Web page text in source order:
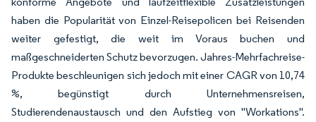
haben die Popularität von Einzel-Reisepolicen bei Reisenden
weiter gefestigt, die weit im Voraus buchen und
maßgeschneiderten Schutz bevorzugen. Jahres-Mehrfachreise-
Produkte beschleunigen sich jedoch mit einer CAGR von 10,74
%, begünstigt durch Unternehmensreisen,
Studierendenaustausch und den Aufstieg von "Workations".